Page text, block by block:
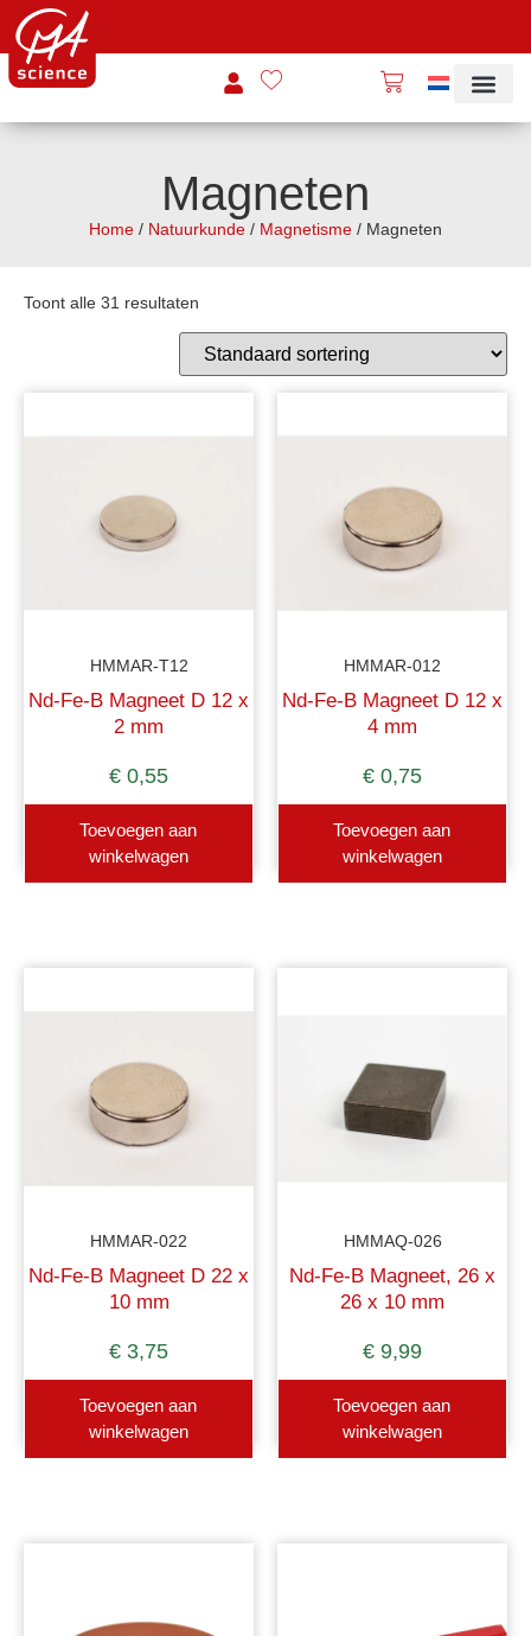
Magneten
Home / Natuurkunde / Magnetisme / Magneten
Toont alle 31 resultaten
HMMAR-T12
Nd-Fe-B Magneet D 12 x
2 mm
€ 0,55
Toevoegen aan
winkelwagen
HMMAR-012
Nd-Fe-B Magneet D 12 x
4 mm
€ 0,75
Toevoegen aan
winkelwagen
HMMAR-022
Nd-Fe-B Magneet D 22 x
10 mm
€ 3,75
Toevoegen aan
winkelwagen
HMMAQ-026
Nd-Fe-B Magneet, 26 x
26 x 10 mm
€ 9,99
Toevoegen aan
winkelwagen